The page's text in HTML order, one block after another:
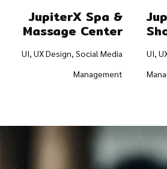
JupiterX Spa &
Massage Center
UI, UX Design, Social Media
Management
UI,